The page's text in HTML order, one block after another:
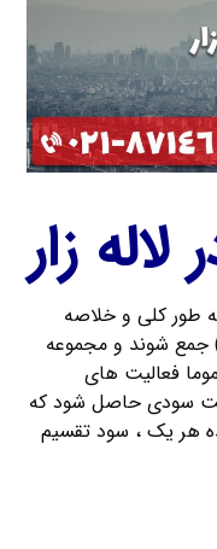
زار
طور کلی و خلاصه
( ۲ نفر به بالا ) جمع شوند و مجموعه
فعالیت های
سودی حاصل شود که
هر یک ، سود تقسیم